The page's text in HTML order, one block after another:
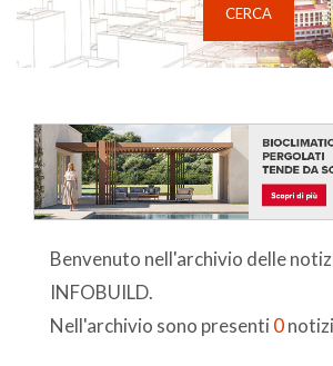
Benvenuto nell'archivio delle
INFOBUILD.
Nell'archivio sono presenti 0